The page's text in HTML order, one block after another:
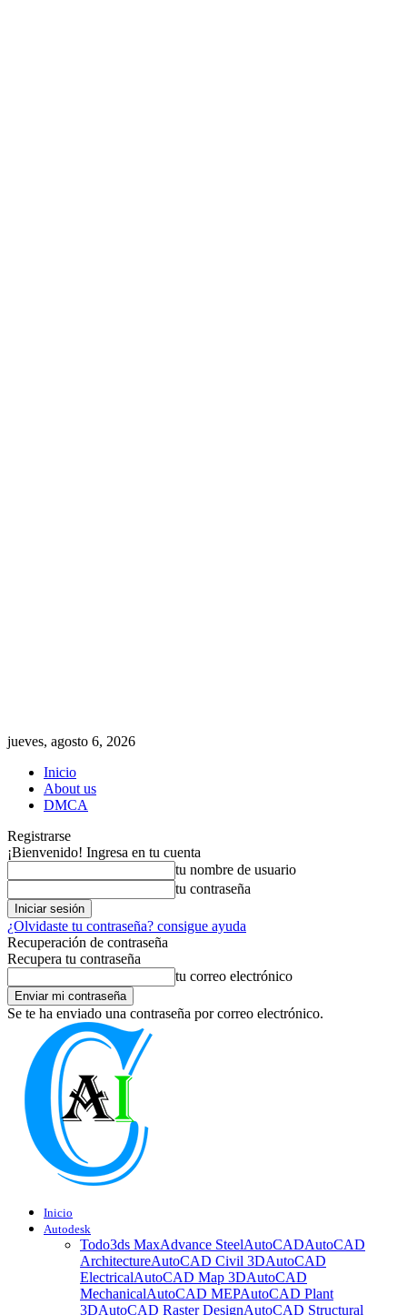
jueves, agosto 6, 2026
Inicio
About us
DMCA
Registrarse
¡Bienvenido! Ingresa en tu cuenta
tu nombre de usuario
tu contraseña
¿Olvidaste tu contraseña? consigue ayuda
Recuperación de contraseña
Recupera tu contraseña
tu correo electrónico
Se te ha enviado una contraseña por correo electrónico.
Inicio
Autodesk
Todo3ds MaxAdvance SteelAutoCADAutoCAD
ArchitectureAutoCAD Civil 3DAutoCAD
ElectricalAutoCAD Map 3DAutoCAD
MechanicalAutoCAD MEPAutoCAD Plant
3DAutoCAD Raster DesignAutoCAD Structural